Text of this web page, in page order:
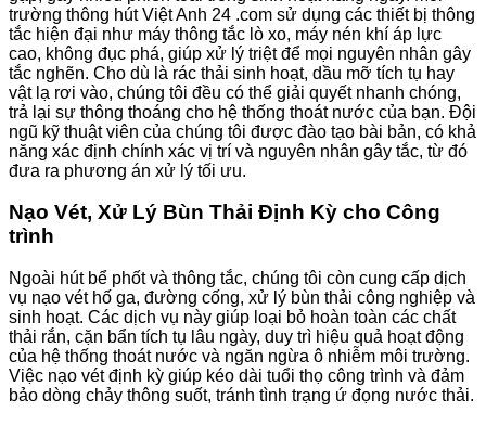
trường thông hút Việt Anh 24 .com sử dụng các thiết bị thông
tắc hiện đại như máy thông tắc lò xo, máy nén khí áp lực
cao, không đục phá, giúp xử lý triệt để mọi nguyên nhân gây
tắc nghẽn. Cho dù là rác thải sinh hoạt, dầu mỡ tích tụ hay
vật lạ rơi vào, chúng tôi đều có thể giải quyết nhanh chóng,
trả lại sự thông thoáng cho hệ thống thoát nước của bạn. Đội
ngũ kỹ thuật viên của chúng tôi được đào tạo bài bản, có khả
năng xác định chính xác vị trí và nguyên nhân gây tắc, từ đó
đưa ra phương án xử lý tối ưu.
Nạo Vét, Xử Lý Bùn Thải Định Kỳ cho Công
trình
Ngoài hút bể phốt và thông tắc, chúng tôi còn cung cấp dịch
vụ nạo vét hố ga, đường cống, xử lý bùn thải công nghiệp và
sinh hoạt. Các dịch vụ này giúp loại bỏ hoàn toàn các chất
thải rắn, cặn bẩn tích tụ lâu ngày, duy trì hiệu quả hoạt động
của hệ thống thoát nước và ngăn ngừa ô nhiễm môi trường.
Việc nạo vét định kỳ giúp kéo dài tuổi thọ công trình và đảm
bảo dòng chảy thông suốt, tránh tình trạng ứ đọng nước thải.